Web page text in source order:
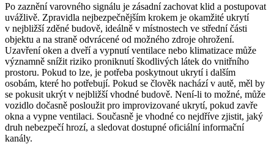
Po zaznění varovného signálu je zásadní zachovat klid a postupovat
uvážlivě. Zpravidla nejbezpečnějším krokem je okamžité ukrytí
v nejbližší zděné budově, ideálně v místnostech ve střední části
objektu a na straně odvrácené od možného zdroje ohrožení.
Uzavření oken a dveří a vypnutí ventilace nebo klimatizace může
významně snížit riziko proniknutí škodlivých látek do vnitřního
prostoru. Pokud to lze, je potřeba poskytnout ukrytí i dalším
osobám, které ho potřebují. Pokud se člověk nachází v autě, měl by
se pokusit ukrýt v nejbližší vhodné budově. Není-li to možné, může
vozidlo dočasně posloužit pro improvizované ukrytí, pokud zavře
okna a vypne ventilaci. Současně je vhodné co nejdříve zjistit, jaký
druh nebezpečí hrozí, a sledovat dostupné oficiální informační
kanály.